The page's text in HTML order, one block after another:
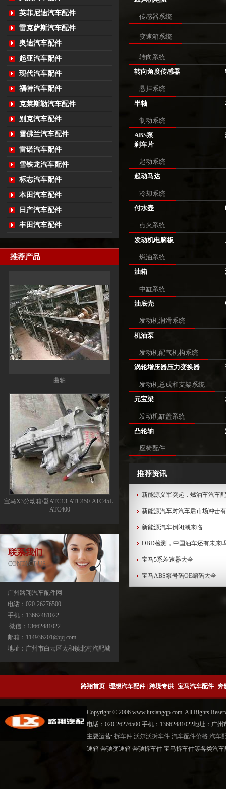
英菲尼迪汽车配件
雷克萨斯汽车配件
奥迪汽车配件
起亚汽车配件
现代汽车配件
福特汽车配件
克莱斯勒汽车配件
别克汽车配件
雪佛兰汽车配件
雷诺汽车配件
雪铁龙汽车配件
标志汽车配件
本田汽车配件
日产汽车配件
丰田汽车配件
推荐产品
曲轴
宝马X3分动箱/器ATC13-ATC450-ATC45L-
ATC400
宝马X5分动箱/器-ATC500-ATC700-
联系我们
CONTACT US
广州路翔汽车配件网
电话：020-26276500
手机：13662481022
微信：13662481022
邮箱：114936201@qq.com
地址：广州市白云区太和镇北村汽配城
传感器系统
变速箱系统
转向系统
转向角度传感器
悬挂系统
半轴
制动系统
ABS泵
刹车片
起动系统
起动马达
冷却系统
付水壶
点火系统
发动机电脑板
燃油系统
油箱
中缸系统
油底壳
发动机润滑系统
机油泵
发动机配气机构系统
涡轮增压器压力变换器
发动机总成和支架系统
元宝梁
发动机缸盖系统
凸轮轴
座椅配件
推荐资讯
新能源义军突起，燃油车汽车
新能源汽车对汽车后市场冲击
新能源汽车倒闭潮来临
OBD检测，中国油车还有未来
宝马5系差速器大全
宝马ABS泵号码OE编码大全
路翔首页 理想汽车配件 跨境专供 宝马汽车配件 奔
Copyright © 2006 www.luxiangqp.com. All Rights
电话：020-26276500 手机：13662481022地址：广
主要运营: 拆车件 沃尔沃拆车件 汽车配件价格 汽车
速箱 奔驰变速箱 奔驰拆车件 宝马拆车件等各类汽车